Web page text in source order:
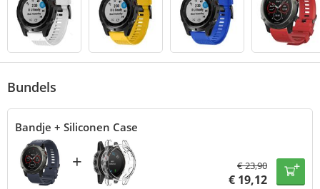
Bundels
Bandje + Siliconen Case
+ €23,90
€ 19,12